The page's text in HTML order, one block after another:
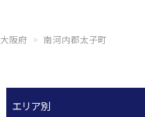
大阪府 南河内郡太子町
エリア別